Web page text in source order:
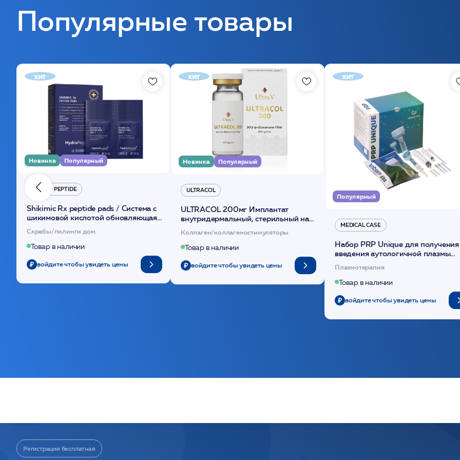
Популярные товары
хит
Новинка Популярный
HYDRO PEPTIDE
Shikimic Rx peptide pads / Cистема с
шикимовой кислотой обновляющая
(30шт) /HP
Скрабы/пилинги дом.
Товар в наличии
войдите чтобы увидеть цены
хит
Новинка Популярный
ULTRACOL
ULTRACOL 200мг Имплантат
внутридермальный, стерильный на
основе полидиоксанона /ULTRACOL
Коллаген/коллагеностимуляторы
Товар в наличии
войдите чтобы увидеть цены
хит
Популярный
MEDICAL CASE
Набор PRP Unique для
введения аутологичной плазмы
Плазмотерапия
Товар в наличии
войдите чтобы увидеть цены
Регистрация бесплатная